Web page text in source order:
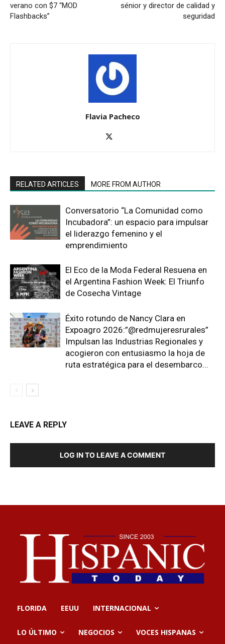
verano con $7 “MOD
Flashbacks”
sénior y director de calidad y
seguridad
Flavia Pacheco
RELATED ARTICLES MORE FROM AUTHOR
Conversatorio “La Comunidad como
Incubadora”: un espacio para impulsar
el liderazgo femenino y el
emprendimiento
El Eco de la Moda Federal Resuena en
el Argentina Fashion Week: El Triunfo
de Cosecha Vintage
Éxito rotundo de Nancy Clara en
Expoagro 2026:”@redmujeresrurales”
Impulsan las Industrias Regionales y
acogieron con entusiasmo la hoja de
ruta estratégica para el desembarco...
LEAVE A REPLY
LOG IN TO LEAVE A COMMENT
FLORIDA EEUU INTERNACIONAL
LO ÚLTIMO NEGOCIOS VOCES HISPANAS